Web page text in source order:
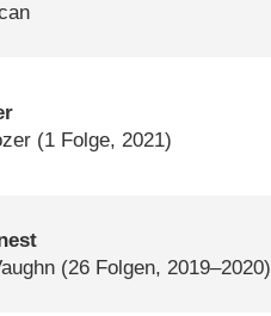
(1 Folge, 2021)
(26 Folgen, 2019–2020)